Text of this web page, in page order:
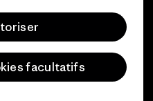
facultatifs